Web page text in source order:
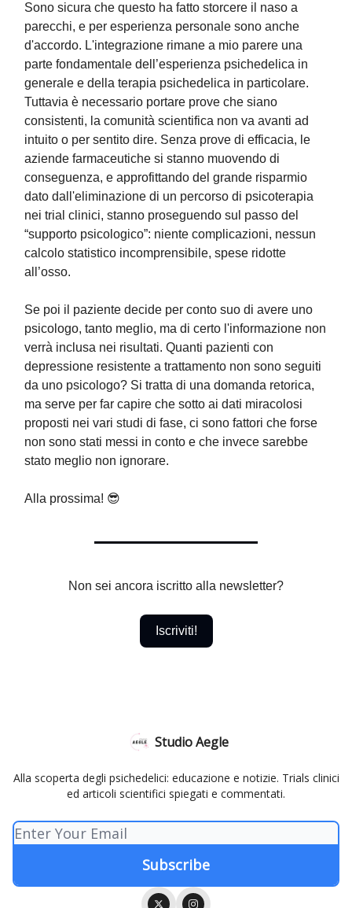
Sono sicura che questo ha fatto storcere il naso a
parecchi, e per esperienza personale sono anche
d'accordo. L'integrazione rimane a mio parere una
parte fondamentale dell’esperienza psichedelica in
generale e della terapia psichedelica in particolare.
Tuttavia è necessario portare prove che siano
consistenti, la comunità scientifica non va avanti ad
intuito o per sentito dire. Senza prove di efficacia, le
aziende farmaceutiche si stanno muovendo di
conseguenza, e approfittando del grande risparmio
dato dall'eliminazione di un percorso di psicoterapia
nei trial clinici, stanno proseguendo sul passo del
“supporto psicologico”: niente complicazioni, nessun
calcolo statistico incomprensibile, spese ridotte
all’osso.
Se poi il paziente decide per conto suo di avere uno
psicologo, tanto meglio, ma di certo l'informazione non
verrà inclusa nei risultati. Quanti pazienti con
depressione resistente a trattamento non sono seguiti
da uno psicologo? Si tratta di una domanda retorica,
ma serve per far capire che sotto ai dati miracolosi
proposti nei vari studi di fase, ci sono fattori che forse
non sono stati messi in conto e che invece sarebbe
stato meglio non ignorare.
Alla prossima! 😎
Non sei ancora iscritto alla newsletter?
Iscriviti!
Studio Aegle
Alla scoperta degli psichedelici: educazione e notizie. Trials clinici
ed articoli scientifici spiegati e commentati.